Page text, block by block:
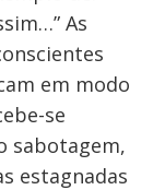
As
em modo
se
sabotagem,
estagnadas